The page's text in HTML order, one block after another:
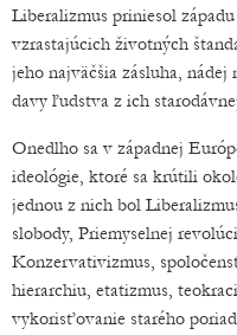
Liberalizmus priniesol
vzrastajúcich životných
jeho najväčšia zásluha,
davy ľudstva z ich
Onedlho sa v západnej
ideológie, ktoré sa krútili
jednou z nich bol
slobody, Priemyselnej
Konzervativizmus,
hierarchiu, etatizmus,
vykorisťovanie starého